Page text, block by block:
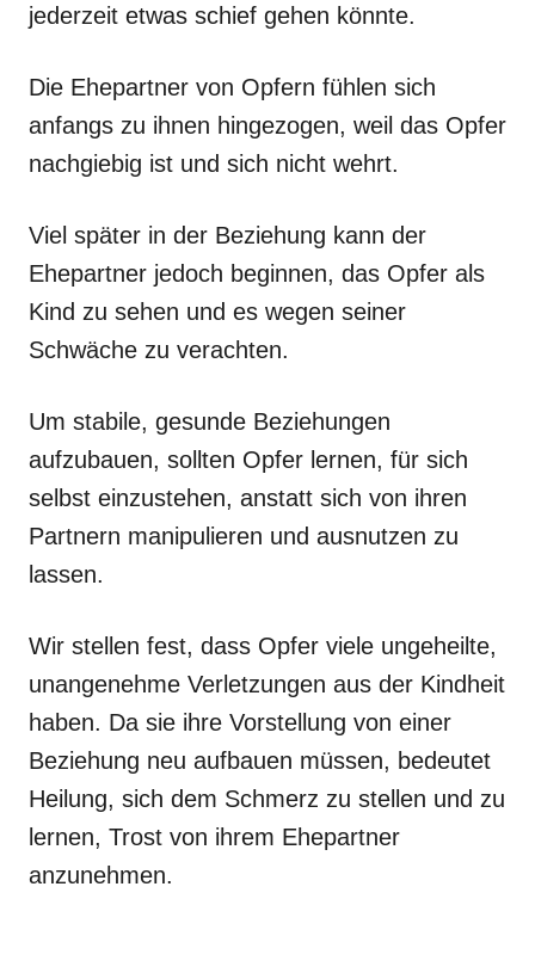
jederzeit etwas schief gehen könnte.
Die Ehepartner von Opfern fühlen sich
anfangs zu ihnen hingezogen, weil das Opfer
nachgiebig ist und sich nicht wehrt.
Viel später in der Beziehung kann der
Ehepartner jedoch beginnen, das Opfer als
Kind zu sehen und es wegen seiner
Schwäche zu verachten.
Um stabile, gesunde Beziehungen
aufzubauen, sollten Opfer lernen, für sich
selbst einzustehen, anstatt sich von ihren
Partnern manipulieren und ausnutzen zu
lassen.
Wir stellen fest, dass Opfer viele ungeheilte,
unangenehme Verletzungen aus der Kindheit
haben. Da sie ihre Vorstellung von einer
Beziehung neu aufbauen müssen, bedeutet
Heilung, sich dem Schmerz zu stellen und zu
lernen, Trost von ihrem Ehepartner
anzunehmen.